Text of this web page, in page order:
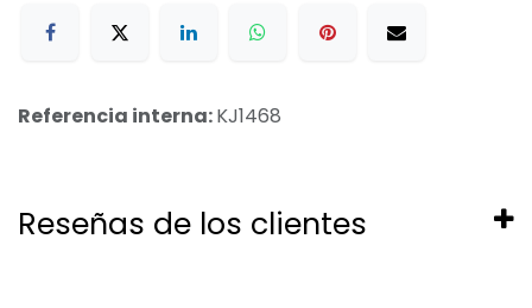
Referencia interna:KJ1468
Reseñas de los clientes